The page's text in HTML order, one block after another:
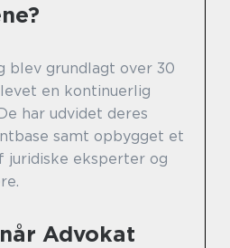
blev grundlagt over 30
en kontinuerlig
har udvidet deres
samt opbygget et
eksperter og
Advokat